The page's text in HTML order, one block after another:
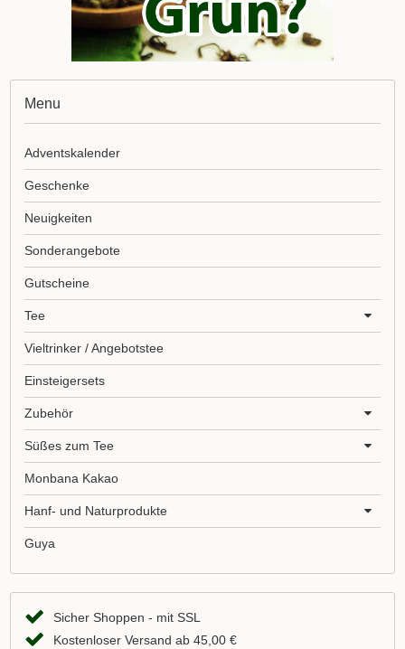
Menu
Adventskalender
Geschenke
Neuigkeiten
Sonderangebote
Gutscheine
Tee
Vieltrinker / Angebotstee
Einsteigersets
Zubehör
Süßes zum Tee
Monbana Kakao
Hanf- und Naturprodukte
Guya
Sicher Shoppen - mit SSL
Kostenloser Versand ab 45,00 €